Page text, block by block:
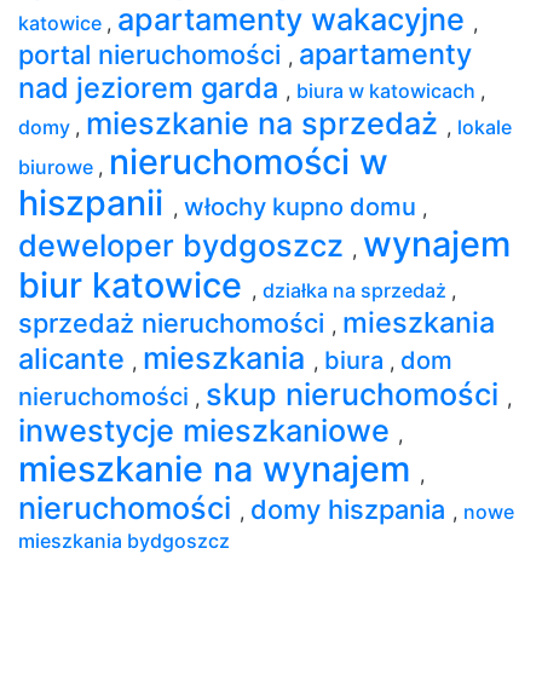
katowice , apartamenty wakacyjne ,
portal nieruchomości , apartamenty
nad jeziorem garda , biura w katowicach ,
domy , mieszkanie na sprzedaż , lokale
biurowe , nieruchomości w
hiszpanii , włochy kupno domu ,
deweloper bydgoszcz , wynajem
biur katowice , działka na sprzedaż ,
sprzedaż nieruchomości , mieszkania
alicante , mieszkania , biura , dom
nieruchomości , skup nieruchomości ,
inwestycje mieszkaniowe ,
mieszkanie na wynajem ,
nieruchomości , domy hiszpania , nowe
mieszkania bydgoszcz